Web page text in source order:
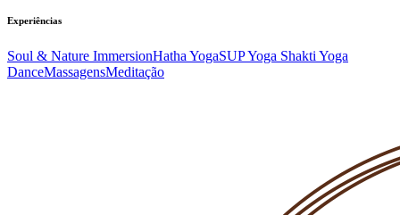
Experiências
Soul & Nature ImmersionHatha YogaSUP Yoga Shakti Yoga
DanceMassagensMeditação